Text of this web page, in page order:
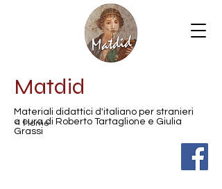
Matdid
Materiali didattici d'italiano per stranieri
a cura di Roberto Tartaglione e Giulia
Grassi
< Home